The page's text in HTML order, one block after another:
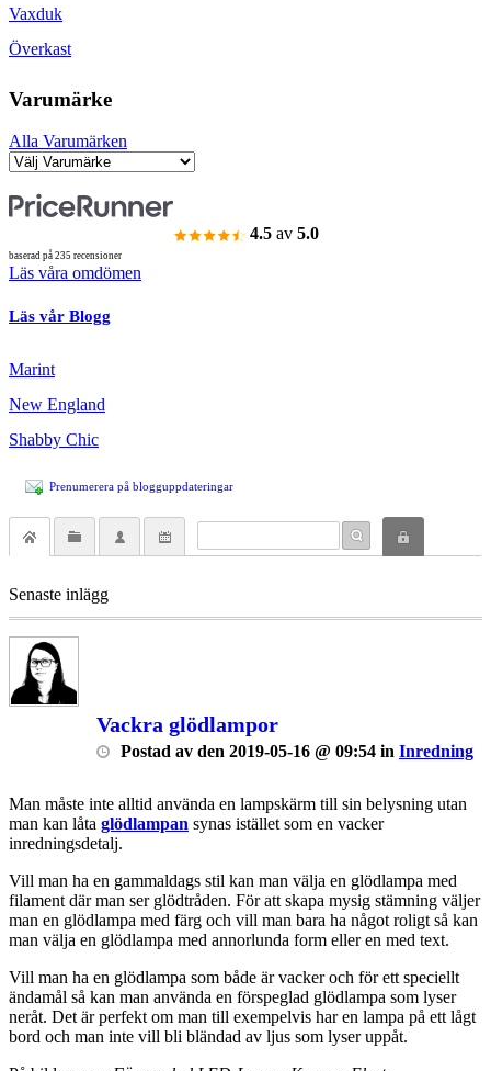
Vaxduk
Överkast
Varumärke
Alla Varumärken
4.5 av 5.0
baserad på 235 recensioner
Läs våra omdömen
Läs vår Blogg
Marint
New England
Shabby Chic
Prenumerera på blogguppdateringar
Senaste inlägg
Vackra glödlampor
Postad av den 2019-05-16 @ 09:54 in Inredning
Man måste inte alltid använda en lampskärm till sin belysning utan
man kan låta glödlampan synas istället som en vacker
inredningsdetalj.
Vill man ha en gammaldags stil kan man välja en glödlampa med
filament där man ser glödtråden. För att skapa mysig stämning väljer
man en glödlampa med färg och vill man bara ha något roligt så kan
man välja en glödlampa med annorlunda form eller en med text.
Vill man ha en glödlampa som både är vacker och för ett speciellt
ändamål så kan man använda en förspeglad glödlampa som lyser
neråt. Det är perfekt om man till exempelvis har en lampa på ett lågt
bord och man inte vill bli bländad av ljus som lyser uppåt.